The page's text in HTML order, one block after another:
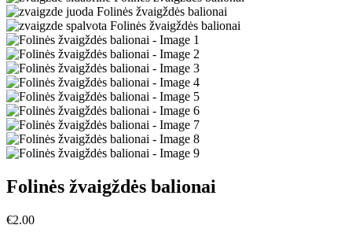
Folinės žvaigždės balionai
€2.00